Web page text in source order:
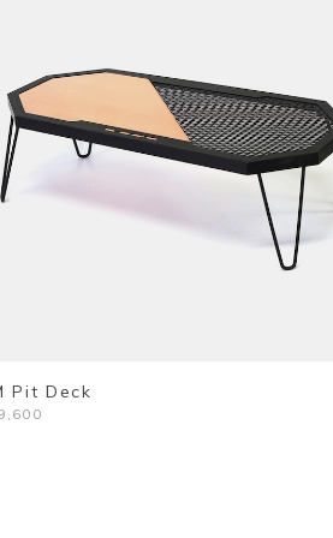
Pit Deck